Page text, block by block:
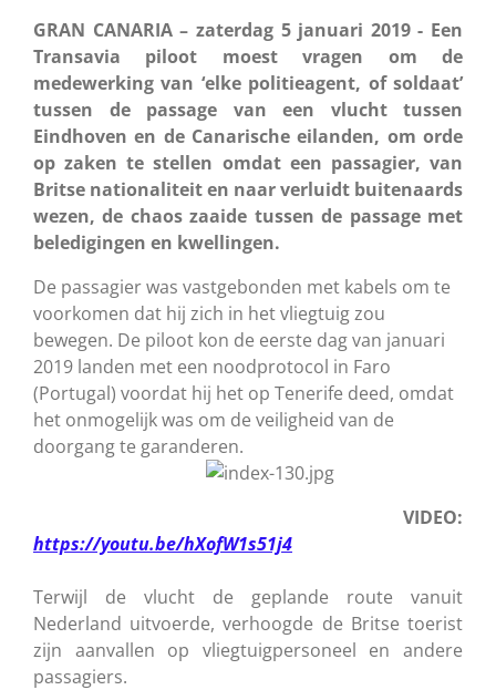
GRAN CANARIA – zaterdag 5 januari 2019 - Een
Transavia piloot moest vragen om de
medewerking van ‘elke politieagent, of soldaat’
tussen de passage van een vlucht tussen
Eindhoven en de Canarische eilanden, om orde
op zaken te stellen omdat een passagier, van
Britse nationaliteit en naar verluidt buitenaards
wezen, de chaos zaaide tussen de passage met
beledigingen en kwellingen.
De passagier was vastgebonden met kabels om te
voorkomen dat hij zich in het vliegtuig zou
bewegen. De piloot kon de eerste dag van januari
2019 landen met een noodprotocol in Faro
(Portugal) voordat hij het op Tenerife deed, omdat
het onmogelijk was om de veiligheid van de
doorgang te garanderen.
VIDEO:
https://youtu.be/hXofW1s51j4
Terwijl de vlucht de geplande route vanuit
Nederland uitvoerde, verhoogde de Britse toerist
zijn aanvallen op vliegtuigpersoneel en andere
passagiers.